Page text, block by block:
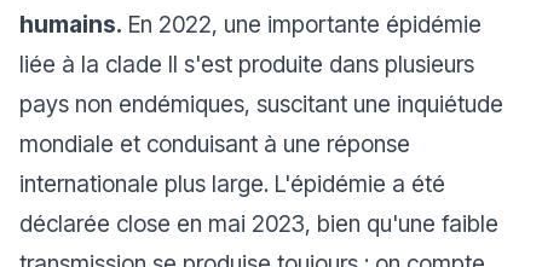
humains. En 2022, une importante épidémie
liée à la clade II s'est produite dans plusieurs
pays non endémiques, suscitant une inquiétude
mondiale et conduisant à une réponse
internationale plus large. L'épidémie a été
déclarée close en mai 2023, bien qu'une faible